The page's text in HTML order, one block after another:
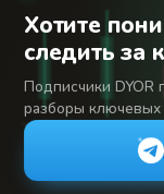
18+
© 2026
Сегодня».
Сетевое издание
Федеральной
информационных
регистрационный
Хотите
следить за
Подписчики DYOR
разборы ключевых